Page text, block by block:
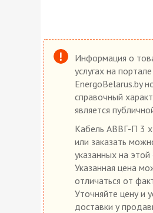
Информация о
услугах на портале
EnergoBelarus.by
справочный
является
Кабель АВВГ-П 3 х
или заказать
указанных на этой
Указанная цена
отличаться от
Уточняйте цену и
доставки у